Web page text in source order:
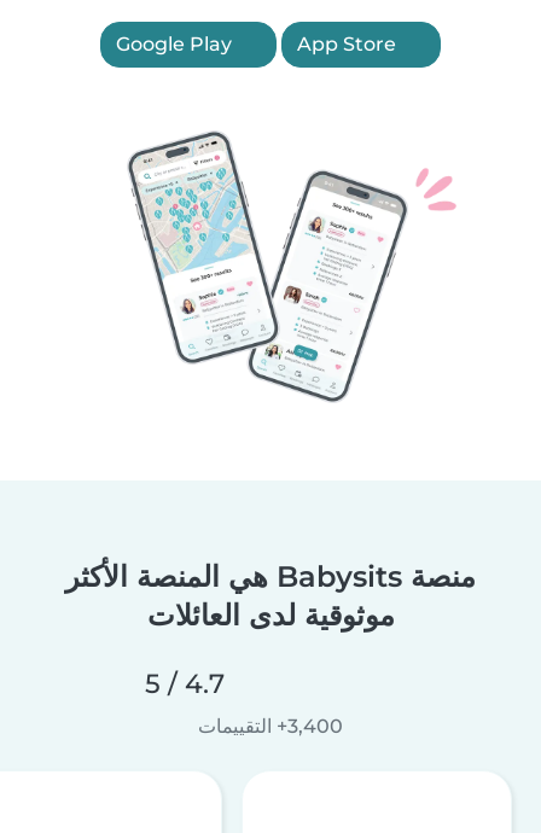
منصة Babysits هي المنصة الأكثر
موثوقية لدى العائلات
4.7 / 5
3,400+ التقييمات